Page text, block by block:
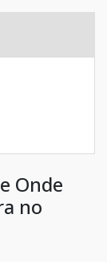
Onde
no